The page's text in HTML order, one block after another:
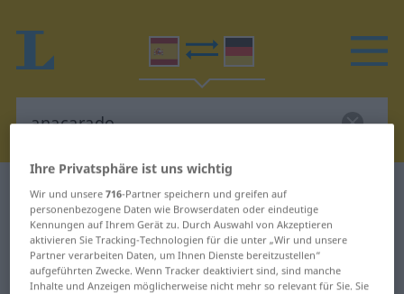
Spanisch-Deutsch Wörterbuch anacarado
Spanisch-Deutsch Übersetzung für
"anacarado"
Ihre Privatsphäre ist uns wichtig
Wir und unsere716-Partner speichern und greifen auf
personenbezogene Daten wie Browserdaten oder eindeutige
Kennungen auf Ihrem Gerät zu. Durch Auswahl von Akzeptieren
aktivieren Sie Tracking-Technologien für die unter „Wir und unsere
Partner verarbeiten Daten, um Ihnen Dienste bereitzustellen“
aufgeführten Zwecke. Wenn Tracker deaktiviert sind, sind manche
Inhalte und Anzeigen möglicherweise nicht mehr so relevant für Sie. Sie